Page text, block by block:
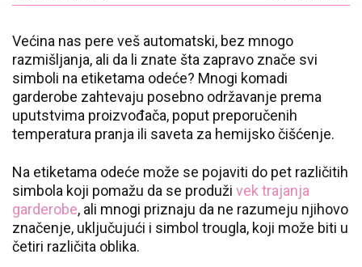
Većina nas pere veš automatski, bez mnogo
razmišljanja, ali da li znate šta zapravo znače svi
simboli na etiketama odeće? Mnogi komadi
garderobe zahtevaju posebno održavanje prema
uputstvima proizvođača, poput preporučenih
temperatura pranja ili saveta za hemijsko čišćenje.
Na etiketama odeće može se pojaviti do pet različitih
simbola koji pomažu da se produži vek trajanja
garderobe, ali mnogi priznaju da ne razumeju njihovo
značenje, uključujući i simbol trougla, koji može biti u
četiri različita oblika.